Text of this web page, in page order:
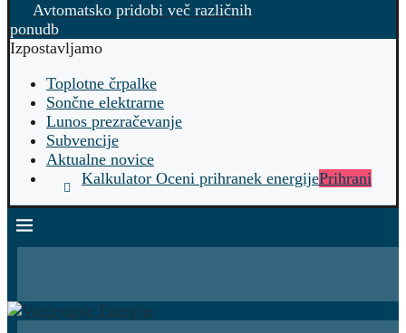
Avtomatsko pridobi več različnih
ponudb
Izpostavljamo
Toplotne črpalke
Sončne elektrarne
Lunos prezračevanje
Subvencije
Aktualne novice
Kalkulator Oceni prihranek energijePrihrani